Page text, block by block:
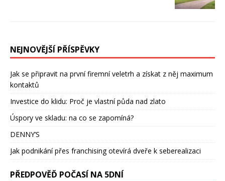
NEJNOVĚJŠÍ PŘÍSPĚVKY
Jak se připravit na první firemní veletrh a získat z něj maximum
kontaktů
Investice do klidu: Proč je vlastní půda nad zlato
Úspory ve skladu: na co se zapomíná?
DENNY’S
Jak podnikání přes franchising otevírá dveře k seberealizaci
PŘEDPOVĚĎ POČASÍ NA 5DNÍ